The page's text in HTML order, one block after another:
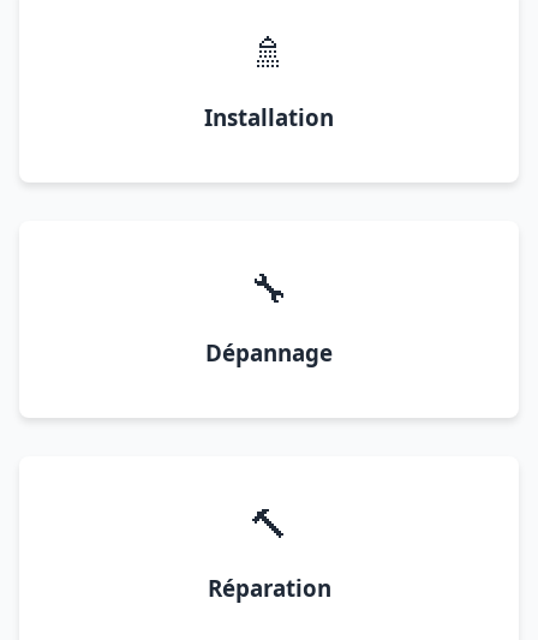
🚿
Installation
🔧
Dépannage
🔨
Réparation